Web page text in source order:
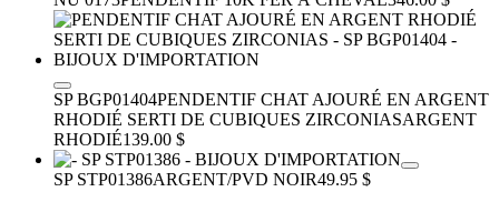
SP BGP01404PENDENTIF CHAT AJOURÉ EN ARGENT
RHODIÉ SERTI DE CUBIQUES ZIRCONIASARGENT
RHODIÉ139.00 $
SP STP01386ARGENT/PVD NOIR49.95 $